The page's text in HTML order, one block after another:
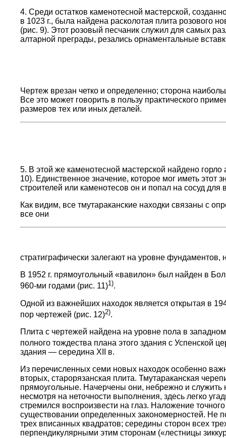
4. Среди остатков каменотесной мастерской,
в 1023 г., была найдена расколотая плита розового
(рис. 9). Этот розовый песчаник служил для самых
алтарной преграды, резались орнаментальные
Чертеж врезан четко и определенно; сторона
Все это может говорить в пользу практического
размеров тех или иных деталей.
5. В этой же каменотесной мастерской найдено
10). Единственное значение, которое мог иметь этот
строителей или каменотесов он и попал на сосуд для
Как видим, все тмутараканские находки связаны с
все они
стратиграфически залегают на уровне фундаментов,
В 1952 г. прямоугольный «вавилон» был найден в
960-ми годами (рис. 11)1).
Одной из важнейших находок является открытая в
пор чертежей (рис. 12)2).
Плита с чертежей найдена на уровне пола в
полного тождества плана этого здания с Успенской
здания — середина XII в.
Из перечисленных семи новых находок особенно
вторых, старорязанская плита. Тмутараканская
прямоугольные. Начерчены они, небрежно и служить
несмотря на неточности выполнения, здесь легко
стремился воспроизвести на глаз. Наложение
существовании определенных закономерностей. Не
трех вписанных квадратов; середины сторон всех
перпендикулярными этим сторонам («лестницы